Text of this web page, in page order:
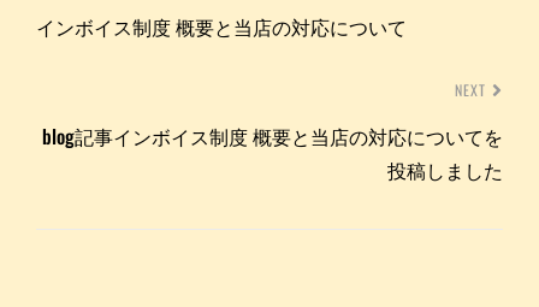
インボイス制度 概要と当店の対応について
NEXT
blog記事インボイス制度 概要と当店の対応についてを
投稿しました